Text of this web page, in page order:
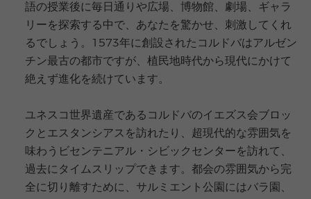
語の授業後に毎日通りや広場、博物館、劇場、ギャラ
リーを探索する中で、あなたを驚かせ、刺激してくれ
るでしょう。1573年に創設されたコルドバはアルゼン
チン最古の都市ですが、植民地時代から現代にかけて
絶えず進化を続けています。
ユネスコ世界遺産であるコルドバのイエズス会ブロッ
クとエスタンシアスを訪れたり、超現代的な雰囲気を
味わうビセンテニアル・シビックセンターを訪れて、
過去にタイムスリップできます。都会の雰囲気から完
全に切り離すために、サルミエント公園にはバラ園、